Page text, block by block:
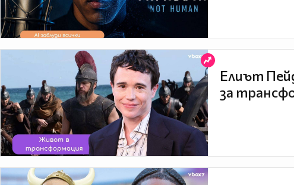
Елиът
за